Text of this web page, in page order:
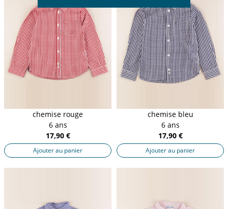
chemise rouge
6 ans
17,90 €
Ajouter au panier
chemise bleu
6 ans
17,90 €
Ajouter au panier